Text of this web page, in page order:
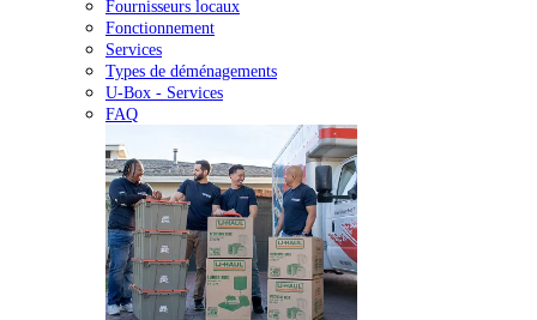
Fournisseurs locaux
Fonctionnement
Services
Types de déménagements
U-Box - Services
FAQ